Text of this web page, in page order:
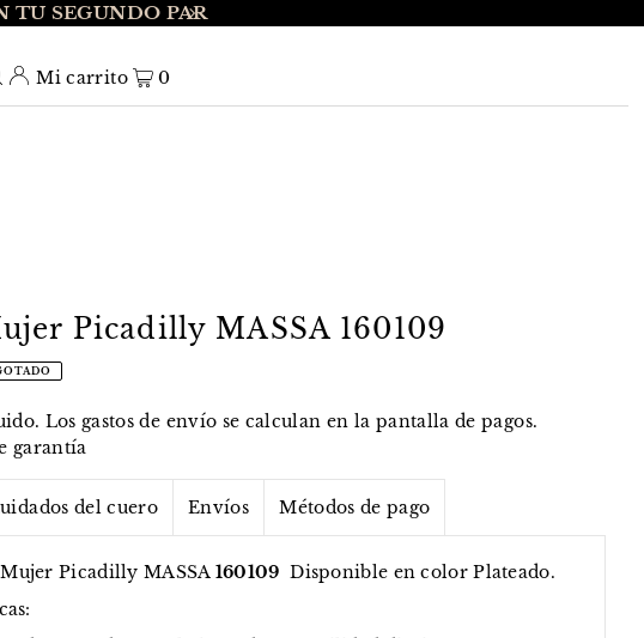
TU SEGUNDO PAR
Mi carrito 0
Picadilly MASSA 160109
Los gastos de envío se calculan en la pantalla de pagos.
garantía
del cuero Envíos Métodos de pago
Picadilly MASSA 160109 Disponible en color Plateado.